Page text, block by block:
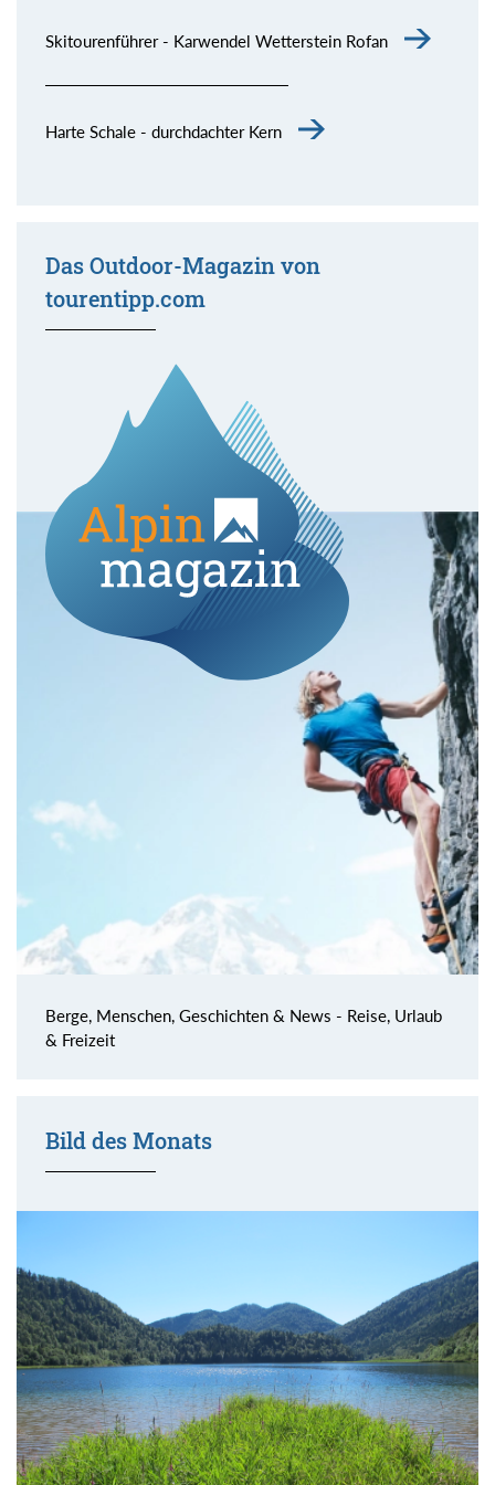
Skitourenführer - Karwendel Wetterstein Rofan
Harte Schale - durchdachter Kern
Das Outdoor-Magazin von
tourentipp.com
Berge, Menschen, Geschichten & News - Reise, Urlaub
& Freizeit
Bild des Monats